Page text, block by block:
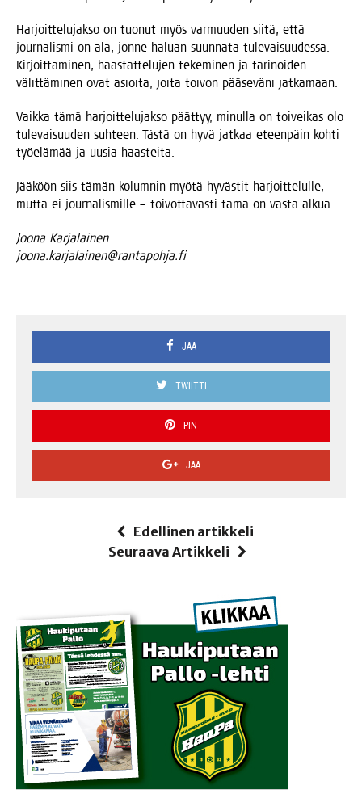
Har­joit­te­lu­jak­so on tuo­nut myös var­muu­den sii­tä, että
jour­na­lis­mi on ala, jon­ne haluan suun­na­ta tule­vai­suu­des­sa.
Kir­joit­ta­mi­nen, haas­tat­te­lu­jen teke­mi­nen ja tari­noi­den
välit­tä­mi­nen ovat asioi­ta, joi­ta toi­von pää­se­vä­ni jatkamaan.
Vaik­ka tämä har­joit­te­lu­jak­so päät­tyy, minul­la on toi­vei­kas olo
tule­vai­suu­den suh­teen. Täs­tä on hyvä jat­kaa eteen­päin koh­ti
työ­elä­mää ja uusia haasteita.
Jää­köön siis tämän kolum­nin myö­tä hyväs­tit har­joit­te­lul­le,
mut­ta ei jour­na­lis­mil­le – toi­vot­ta­vas­ti tämä on vas­ta alkua.
Joo­na Karjalainen
joona.karjalainen@rantapohja.fi
JAA
TWIITTI
PIN
JAA
Edellinen artikkeli
Seuraava Artikkeli